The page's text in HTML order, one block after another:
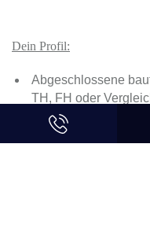
Dein Profil:
Abgeschlossene
TH, FH oder
Berufserfahrung in
Aufgeschlossene,